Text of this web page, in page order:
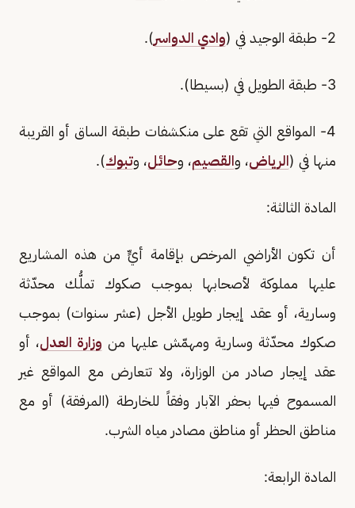
2‏- طبقة الوجيد في ( وادي الدواسر).
3‏- طبقة الطويل في (بسيطا).
4‏- المواقع التي تقع على منكشفات طبقة الساق أو القريبة
منها في (الرياض، والقصيم، وحائل، وتبوك).
المادة الثالثة:
أن تكون الأراضي المرخص بإقامة أيٍّ من هذه المشاريع
عليها مملوكة لأصحابها بموجب صكوك تملُّك محدّثة
وسارية، أو عقد إيجار طويل الأجل (عشر سنوات) بموجب
صكوك محدّثة وسارية ومهمّش عليها من وزارة العدل، أو
عقد إيجار صادر من الوزارة، ولا تتعارض مع المواقع غير
المسموح فيها بحفر الآبار وفقاً للخارطة (المرفقة) أو مع
مناطق الحظر أو مناطق مصادر مياه الشرب.
المادة الرابعة: